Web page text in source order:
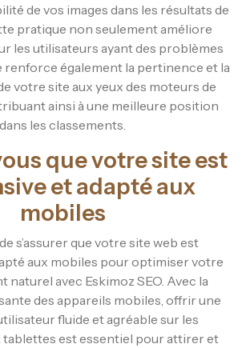
de vos images dans les résultats de
pratique non seulement améliore
les utilisateurs ayant des problèmes
renforce également la pertinence et la
votre site aux yeux des moteurs de
ainsi à une meilleure position
dans les classements.
que votre site est
et adapté aux
mobiles
s’assurer que votre site web est
aux mobiles pour optimiser votre
naturel avec Eskimoz SEO. Avec la
des appareils mobiles, offrir une
fluide et agréable sur les
est essentiel pour attirer et